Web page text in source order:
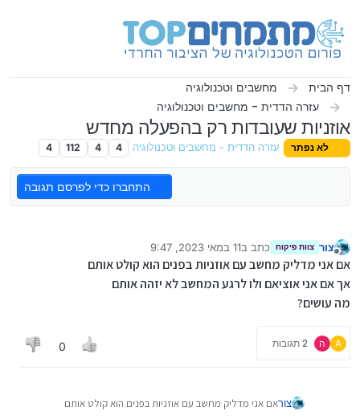
דף הבית
מחשבים וטכנולוגיה
עזרה הדדית - מחשבים וטכנולוגיה
אוזניות שעובדות רק בהפעלה מחדש
לא נפתר עזרה הדדית - מחשבים וטכנולוגיה 4
4
112
4
התחברו כדי לפרסם תגובה
מנותק
צור צוות פיקוח כתב ב11 במאי 2023, 9:47
נערך לאחרונה על ידי
אם אני מדליק מחשב עם אוזניות בפנים הוא קולט אותם
אך אם אני אוציאם ולו לרגע המחשב לא יזהה אותם
מה עושים?
A ה 2 תגובות 0
צוראם אני מדליק מחשב עם אוזניות בפנים הוא קולט אותם